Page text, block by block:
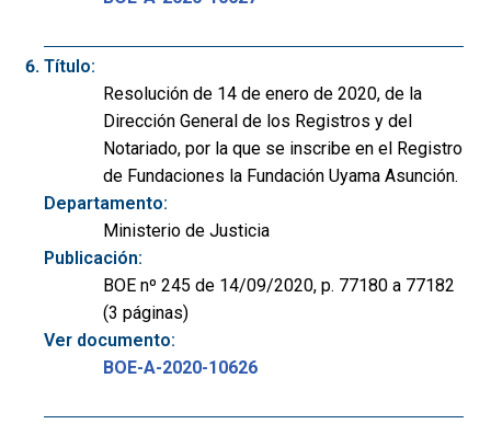
Título:
Resolución de 14 de enero de 2020, de la
Dirección General de los Registros y del
Notariado, por la que se inscribe en el Registro
de Fundaciones la Fundación Uyama Asunción.
Departamento:
Ministerio de Justicia
Publicación:
BOE nº 245 de 14/09/2020, p. 77180 a 77182
(3 páginas)
Ver documento:
BOE-A-2020-10626